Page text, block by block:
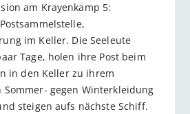
am Krayenkamp 5:
im Keller. Die Seeleute
Tage, holen ihre Post beim
in den Keller zu ihrem
Sommer- gegen Winterkleidung
steigen aufs nächste Schiff.